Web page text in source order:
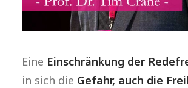
Eine Einschränkung der
in sich die Gefahr, auch die